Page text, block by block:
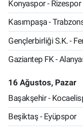
Konyaspor - Rizespor
Kasımpaşa -
Gençlerbirliği S.K. -
Gaziantep FK -
16 Ağustos, Pazar
Başakşehir -
Beşiktaş - Eyüpspor